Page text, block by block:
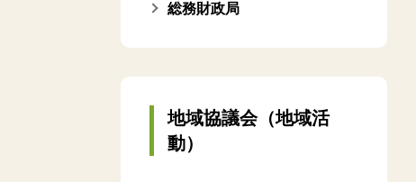
総務財政局
地域協議会（地域活
動）